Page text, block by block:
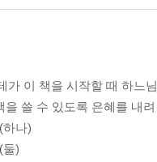
가 이 책을 시작할 때 하느
을 쓸 수 있도록 은혜를 내
하나)
둘)